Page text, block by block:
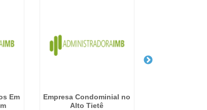
Em
Empresa Condominial no
Alto Tietê